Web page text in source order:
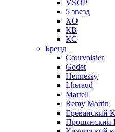
VSOP
5 звезд
XO
КВ
КС
Бренд
Courvoisier
Godet
Hennessy
Lheraud
Martell
Remy Martin
Ереванский
Прошянский